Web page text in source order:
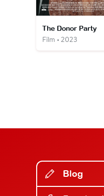
The Donor Party
Film • 2023
Blog